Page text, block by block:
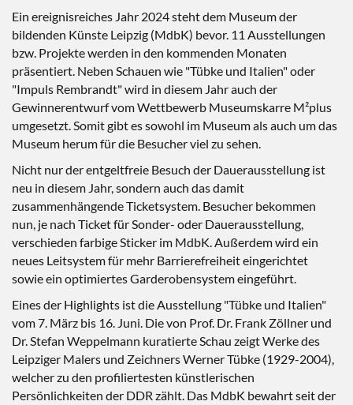
Ein ereignisreiches Jahr 2024 steht dem Museum der
bildenden Künste Leipzig (MdbK) bevor. 11 Ausstellungen
bzw. Projekte werden in den kommenden Monaten
präsentiert. Neben Schauen wie "Tübke und Italien" oder
"Impuls Rembrandt" wird in diesem Jahr auch der
Gewinnerentwurf vom Wettbewerb Museumskarre M²plus
umgesetzt. Somit gibt es sowohl im Museum als auch um das
Museum herum für die Besucher viel zu sehen.
Nicht nur der entgeltfreie Besuch der Dauerausstellung ist
neu in diesem Jahr, sondern auch das damit
zusammenhängende Ticketsystem. Besucher bekommen
nun, je nach Ticket für Sonder- oder Dauerausstellung,
verschieden farbige Sticker im MdbK. Außerdem wird ein
neues Leitsystem für mehr Barrierefreiheit eingerichtet
sowie ein optimiertes Garderobensystem eingeführt.
Eines der Highlights ist die Ausstellung "Tübke und Italien"
vom 7. März bis 16. Juni. Die von Prof. Dr. Frank Zöllner und
Dr. Stefan Weppelmann kuratierte Schau zeigt Werke des
Leipziger Malers und Zeichners Werner Tübke (1929-2004),
welcher zu den profiliertesten künstlerischen
Persönlichkeiten der DDR zählt. Das MdbK bewahrt seit der